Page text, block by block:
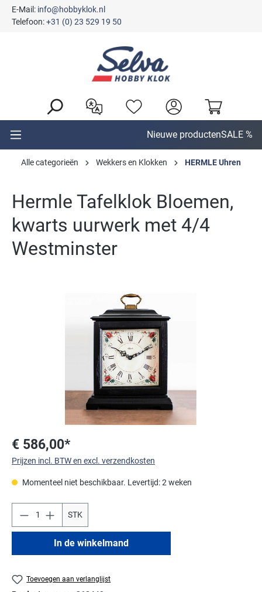
E-Mail: info@hobbyklok.nl
Telefoon:+31 (0) 23 529 19 50
Nieuwe productenSALE %
Alle categorieën Wekkers en Klokken HERMLE Uhren
Hermle Tafelklok Bloemen,
kwarts uurwerk met 4/4
Westminster
€ 586,00*
Prijzen incl. BTW en excl. verzendkosten
Momenteel niet beschikbaar. Levertijd: 2 weken
STK
In de winkelmand
Toevoegen aan verlanglijst